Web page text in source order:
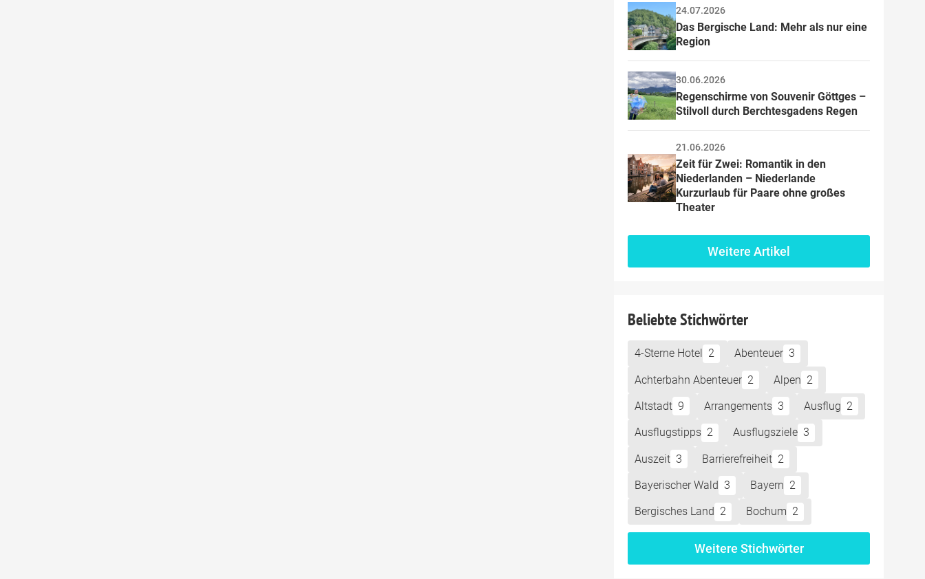
24.07.2026
Das Bergische Land: Mehr als nur eine
Region
30.06.2026
Regenschirme von Souvenir Göttges –
Stilvoll durch Berchtesgadens Regen
21.06.2026
Zeit für Zwei: Romantik in den
Niederlanden – Niederlande
Kurzurlaub für Paare ohne großes
Theater
Weitere Artikel
Beliebte Stichwörter
4-Sterne Hotel 2 Abenteuer 3
Achterbahn Abenteuer 2 Alpen 2
Altstadt 9 Arrangements 3 Ausflug 2
Ausflugstipps 2 Ausflugsziele 3
Auszeit 3 Barrierefreiheit 2
Bayerischer Wald 3 Bayern 2
Bergisches Land 2 Bochum 2
Weitere Stichwörter